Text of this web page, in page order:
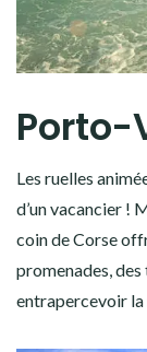
Porto-
Les ruelles
d’un vacancier !
coin de Corse
promenades,
entrapercevoir la